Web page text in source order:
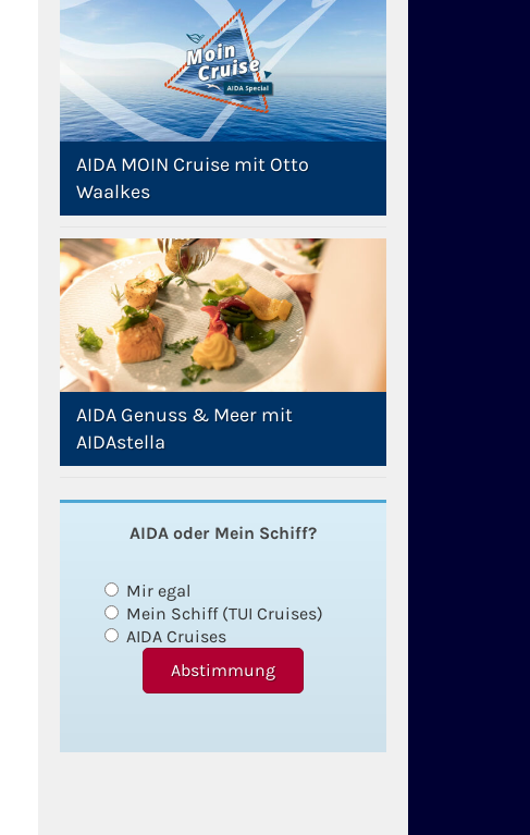
AIDA MOIN Cruise mit Otto
Waalkes
AIDA Genuss & Meer mit
AIDAstella
AIDA oder Mein Schiff?
Mir egal
Mein Schiff (TUI Cruises)
AIDA Cruises